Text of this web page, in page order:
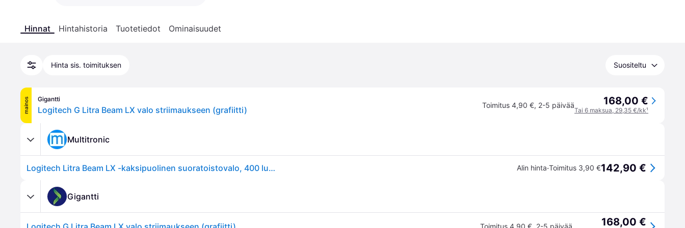
Hinnat Hintahistoria Tuotetiedot Ominaisuudet
Hinta sis. toimituksen Suositeltu
mainos Gigantti
Logitech G Litra Beam LX valo striimaukseen (grafiitti) Toimitus 4,90 €, 2-5 päivää 168,00 €
Tai 6 maksua, 29,35 €/kk¹
Multitronic
Logitech Litra Beam LX -kaksipuolinen suoratoistovalo, 400 lumenia, 2700-6500 kelviniä, grafiitti Alin hinta·Toimitus 3,90 €142,90 €
Gigantti
Toimitus 4,90 €, 2-5 päivää 168,00 €